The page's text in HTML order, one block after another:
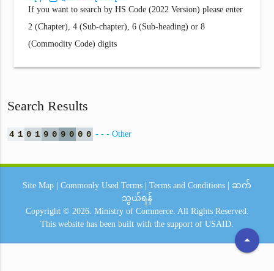
If you want to search by HS Code (2022 Version) please enter
2 (Chapter), 4 (Sub-chapter), 6 (Sub-heading) or 8
(Commodity Code) digits
Search Results
4 1 0 1 9 0 9 0 0 0 - - - Other
arrow_drop_up
Site Map Commonly Used Terms Terms and Conditions
ဆက်
သွယ်ရန်
Copyright © 2026. Ministry of Commerce. All Rights Reserved.
This website has been built with the support of USAID.